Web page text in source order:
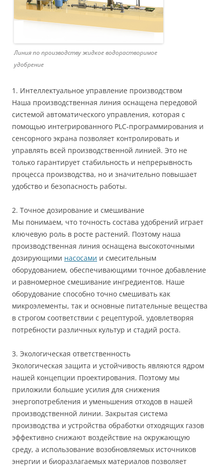
Линия по производству жидкое водорастворимое
удобрение
1. Интеллектуальное управление производством
Наша производственная линия оснащена передовой
системой автоматического управления, которая с
помощью интегрированного PLC-программирования и
сенсорного экрана позволяет контролировать и
управлять всей производственной линией. Это не
только гарантирует стабильность и непрерывность
процесса производства, но и значительно повышает
удобство и безопасность работы.
2. Точное дозирование и смешивание
Мы понимаем, что точность состава удобрений играет
ключевую роль в росте растений. Поэтому наша
производственная линия оснащена высокоточными
дозирующими насосами и смесительным
оборудованием, обеспечивающими точное добавление
и равномерное смешивание ингредиентов. Наше
оборудование способно точно смешивать как
микроэлементы, так и основные питательные вещества
в строгом соответствии с рецептурой, удовлетворяя
потребности различных культур и стадий роста.
3. Экологическая ответственность
Экологическая защита и устойчивость являются ядром
нашей концепции проектирования. Поэтому мы
приложили большие усилия для снижения
энергопотребления и уменьшения отходов в нашей
производственной линии. Закрытая система
производства и устройства обработки отходящих газов
эффективно снижают воздействие на окружающую
среду, а использование возобновляемых источников
энергии и биоразлагаемых материалов позволяет